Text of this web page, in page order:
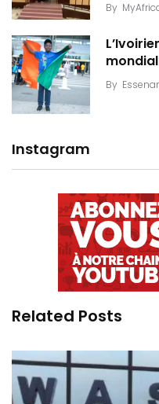
By
By
Instagram
Related Posts